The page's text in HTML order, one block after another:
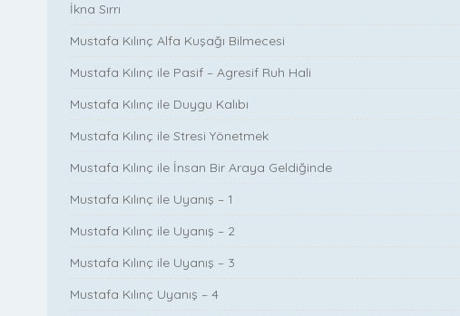
İkna Sırrı
Mustafa Kılınç Alfa Kuşağı Bilmecesi
Mustafa Kılınç ile Pasif – Agresif Ruh Hali
Mustafa Kılınç ile Duygu Kalıbı
Mustafa Kılınç ile Stresi Yönetmek
Mustafa Kılınç ile İnsan Bir Araya Geldiğinde
Mustafa Kılınç ile Uyanış – 1
Mustafa Kılınç ile Uyanış – 2
Mustafa Kılınç ile Uyanış – 3
Mustafa Kılınç Uyanış – 4